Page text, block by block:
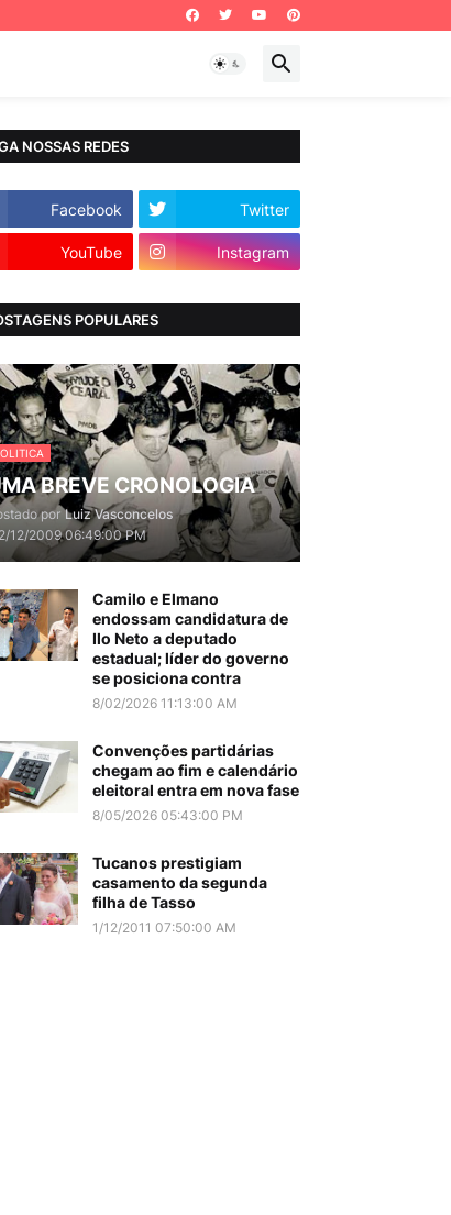
NOSSAS REDES
Facebook Twitter
YouTube Instagram
POPULARES
BREVE CRONOLOGIA
por Luiz Vasconcelos
2/12/2009 06:49:00 PM
Camilo e Elmano
endossam candidatura de
Ilo Neto a deputado
estadual; líder do governo
se posiciona contra
8/02/2026 11:13:00 AM
Convenções partidárias
chegam ao fim e calendário
eleitoral entra em nova fase
8/05/2026 05:43:00 PM
Tucanos prestigiam
casamento da segunda
filha de Tasso
1/12/2011 07:50:00 AM